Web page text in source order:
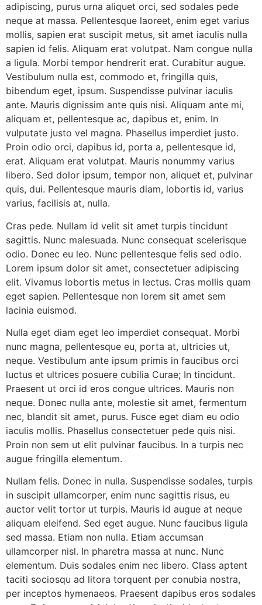
adipiscing, purus urna aliquet orci, sed sodales pede
neque at massa. Pellentesque laoreet, enim eget varius
mollis, sapien erat suscipit metus, sit amet iaculis nulla
sapien id felis. Aliquam erat volutpat. Nam congue nulla
a ligula. Morbi tempor hendrerit erat. Curabitur augue.
Vestibulum nulla est, commodo et, fringilla quis,
bibendum eget, ipsum. Suspendisse pulvinar iaculis
ante. Mauris dignissim ante quis nisi. Aliquam ante mi,
aliquam et, pellentesque ac, dapibus et, enim. In
vulputate justo vel magna. Phasellus imperdiet justo.
Proin odio orci, dapibus id, porta a, pellentesque id,
erat. Aliquam erat volutpat. Mauris nonummy varius
libero. Sed dolor ipsum, tempor non, aliquet et, pulvinar
quis, dui. Pellentesque mauris diam, lobortis id, varius
varius, facilisis at, nulla.
Cras pede. Nullam id velit sit amet turpis tincidunt
sagittis. Nunc malesuada. Nunc consequat scelerisque
odio. Donec eu leo. Nunc pellentesque felis sed odio.
Lorem ipsum dolor sit amet, consectetuer adipiscing
elit. Vivamus lobortis metus in lectus. Cras mollis quam
eget sapien. Pellentesque non lorem sit amet sem
lacinia euismod.
Nulla eget diam eget leo imperdiet consequat. Morbi
nunc magna, pellentesque eu, porta at, ultricies ut,
neque. Vestibulum ante ipsum primis in faucibus orci
luctus et ultrices posuere cubilia Curae; In tincidunt.
Praesent ut orci id eros congue ultrices. Mauris non
neque. Donec nulla ante, molestie sit amet, fermentum
nec, blandit sit amet, purus. Fusce eget diam eu odio
iaculis mollis. Phasellus consectetuer pede quis nisi.
Proin non sem ut elit pulvinar faucibus. In a turpis nec
augue fringilla elementum.
Nullam felis. Donec in nulla. Suspendisse sodales, turpis
in suscipit ullamcorper, enim nunc sagittis risus, eu
auctor velit tortor ut turpis. Mauris id augue at neque
aliquam eleifend. Sed eget augue. Nunc faucibus ligula
sed massa. Etiam non nulla. Etiam accumsan
ullamcorper nisl. In pharetra massa at nunc. Nunc
elementum. Duis sodales enim nec libero. Class aptent
taciti sociosqu ad litora torquent per conubia nostra,
per inceptos hymenaeos. Praesent dapibus eros sodales